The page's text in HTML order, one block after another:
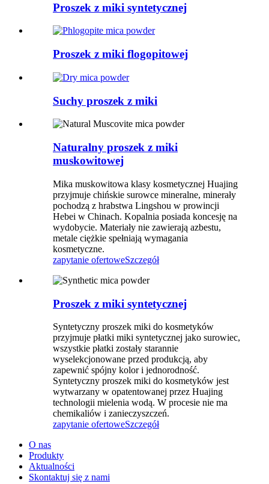
Proszek z miki syntetycznej
Proszek z miki flogopitowej
Suchy proszek z miki
Naturalny proszek z miki
muskowitowej
Mika muskowitowa klasy kosmetycznej Huajing
przyjmuje chińskie surowce mineralne, minerały
pochodzą z hrabstwa Lingshou w prowincji
Hebei w Chinach. Kopalnia posiada koncesję na
wydobycie. Materiały nie zawierają azbestu,
metale ciężkie spełniają wymagania
kosmetyczne.
zapytanie ofertoweSzczegół
Proszek z miki syntetycznej
Syntetyczny proszek miki do kosmetyków
przyjmuje płatki miki syntetycznej jako surowiec,
wszystkie płatki zostały starannie
wyselekcjonowane przed produkcją, aby
zapewnić spójny kolor i jednorodność.
Syntetyczny proszek miki do kosmetyków jest
wytwarzany w opatentowanej przez Huajing
technologii mielenia wodą. W procesie nie ma
chemikaliów i zanieczyszczeń.
zapytanie ofertoweSzczegół
O nas
Produkty
Aktualności
Skontaktuj się z nami